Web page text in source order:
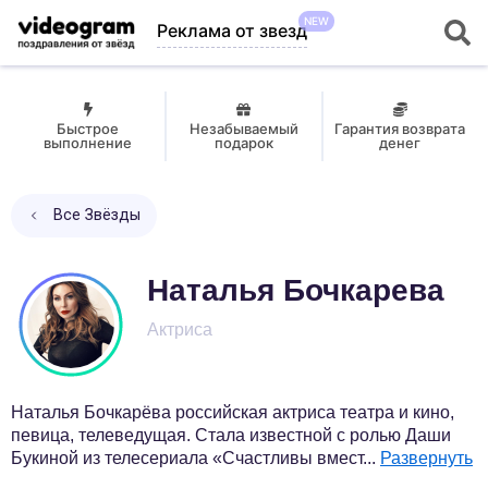
Реклама от звездNEW
Быстрое
выполнение
Незабываемый
подарок
Гарантия возврата
денег
Все Звёзды
Наталья Бочкарева
Актриса
Наталья Бочкарёва российская актриса театра и кино,
певица, телеведущая. Стала известной с ролью Даши
Букиной из телесериала «Счастливы вмест... Развернуть